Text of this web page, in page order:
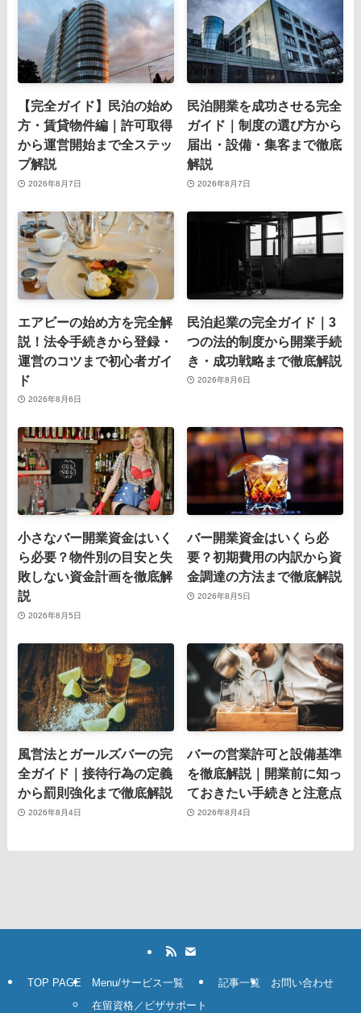
【完全ガイド】民泊の始め
方・賃貸物件編｜許可取得
から運営開始まで全ステッ
プ解説
2026年8月7日
民泊開業を成功させる完全
ガイド｜制度の選び方から
届出・設備・集客まで徹底
解説
2026年8月7日
エアビーの始め方を完全解
説！法令手続きから登録・
運営のコツまで初心者ガイ
ド
2026年8月6日
民泊起業の完全ガイド｜3
つの法的制度から開業手続
き・成功戦略まで徹底解説
2026年8月6日
小さなバー開業資金はいく
ら必要？物件別の目安と失
敗しない資金計画を徹底解
説
2026年8月5日
バー開業資金はいくら必
要？初期費用の内訳から資
金調達の方法まで徹底解説
2026年8月5日
風営法とガールズバーの完
全ガイド｜接待行為の定義
から罰則強化まで徹底解説
2026年8月4日
バーの営業許可と設備基準
を徹底解説｜開業前に知っ
ておきたい手続きと注意点
2026年8月4日
TOP PAGE
Menu/サービス一覧
在留資格／ビザサポート
記事一覧 お問い合わせ